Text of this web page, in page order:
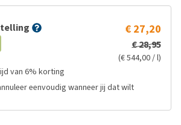
€ 27,20
€ 28,95
(€ 544,00 / l)
van 6% korting
eenvoudig wanneer jij dat wilt